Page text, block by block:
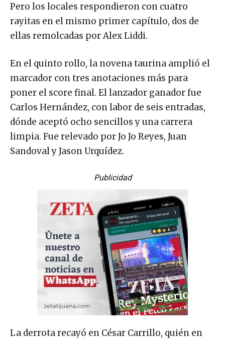
Pero los locales respondieron con cuatro
rayitas en el mismo primer capítulo, dos de
ellas remolcadas por Alex Liddi.
En el quinto rollo, la novena taurina amplió el
marcador con tres anotaciones más para
poner el score final. El lanzador ganador fue
Carlos Hernández, con labor de seis entradas,
dónde aceptó ocho sencillos y una carrera
limpia. Fue relevado por Jo Jo Reyes, Juan
Sandoval y Jason Urquídez.
Publicidad
La derrota recayó en César Carrillo, quién en